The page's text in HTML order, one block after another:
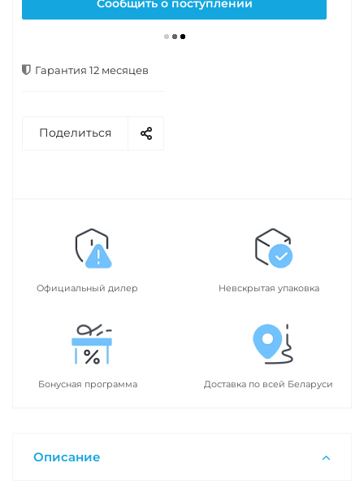
Сообщить о поступлении
Гарантия 12 месяцев
Поделиться
Официальный дилер Невскрытая упаковка
Бонусная программа Доставка по всей Беларуси
Описание